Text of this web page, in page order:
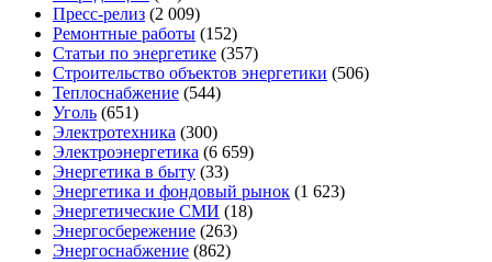
Пресс-релиз (2 009)
Ремонтные работы (152)
Статьи по энергетике (357)
Строительство объектов энергетики (506)
Теплоснабжение (544)
Уголь (651)
Электротехника (300)
Электроэнергетика (6 659)
Энергетика в быту (33)
Энергетика и фондовый рынок (1 623)
Энергетические СМИ (18)
Энергосбережение (263)
Энергоснабжение (862)